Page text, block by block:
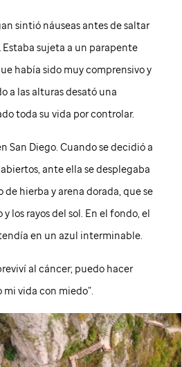
sintió náuseas antes de saltar
sujeta a un parapente
había sido muy comprensivo y
a las alturas desató una
toda su vida por controlar.
San Diego. Cuando se decidió a
ante ella se desplegaba
hierba y arena dorada, que se
los rayos del sol. En el fondo, el
en un azul interminable.
al cáncer; puedo hacer
vida con miedo”.